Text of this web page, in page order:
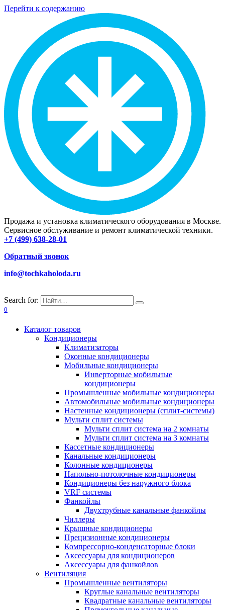
Перейти к содержанию
Продажа и установка климатического оборудования в Москве.
Сервисное обслуживание и ремонт климатической техники.
+7 (499) 638-28-01
Обратный звонок
info@tochkaholoda.ru
Search for:
0
Каталог товаров
Кондиционеры
Климатизаторы
Оконные кондиционеры
Мобильные кондиционеры
Инверторные мобильные
кондиционеры
Промышленные мобильные кондиционеры
Автомобильные мобильные кондиционеры
Настенные кондиционеры (сплит-системы)
Мульти сплит системы
Мульти сплит система на 2 комнаты
Мульти сплит система на 3 комнаты
Кассетные кондиционеры
Канальные кондиционеры
Колонные кондиционеры
Напольно-потолочные кондиционеры
Кондиционеры без наружного блока
VRF системы
Фанкойлы
Двухтрубные канальные фанкойлы
Чиллеры
Крышные кондиционеры
Прецизионные кондиционеры
Компрессорно-конденсаторные блоки
Аксессуары для кондиционеров
Аксессуары для фанкойлов
Вентиляция
Промышленные вентиляторы
Круглые канальные вентиляторы
Квадратные канальные вентиляторы